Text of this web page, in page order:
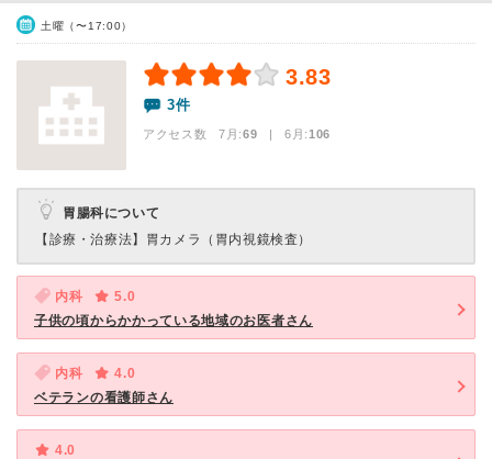
土曜（〜17:00）
3.83
3件
アクセス数 7月:69 | 6月:106
胃腸科について
【診療・治療法】 胃カメラ（胃内視鏡検査）
内科
5.0
子供の頃からかかっている地域のお医者さん
内科
4.0
ベテランの看護師さん
4.0